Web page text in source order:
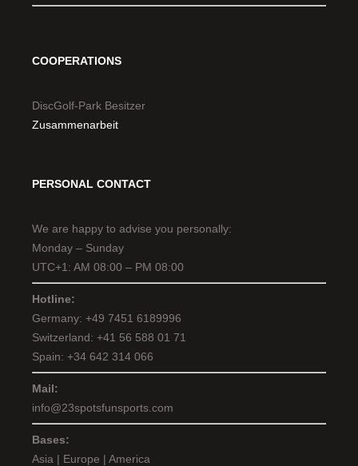
COOPERATIONS
DiscGolf-Park Besitzer
Zusammenarbeit
PERSONAL CONTACT
We are happy to advise you personally:
Monday – Sunday
UTC+1: AM 08:00 – PM 08:00
Hotline:
Germany: +49 7451 6189996
Switzerland: +41 56 588 01 71
Spain: +34 642 314 066
Mail:
info@23spotsfunsports.com
Bases:
Asia | Europe | America